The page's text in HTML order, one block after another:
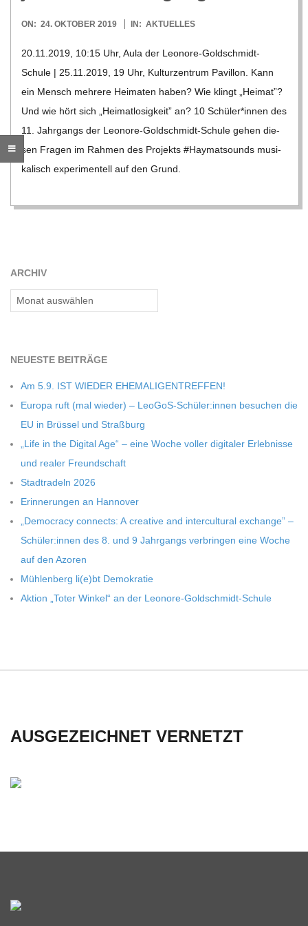
O
R
E
G
O
D
S
H
M
I
D
T
-
S
H
L
E
2019-
ON: 24. OKTOBER 2019 IN: AKTUELLES
20.11.2019, 10:15 Uhr, Aula der Leo­­nore-Gol­d­­schmidt-
Schule | 25.11.2019, 19 Uhr, Kul­tur­zen­trum Pavil­lon. Kann
ein Mensch meh­rere Hei­ma­ten haben? Wie klingt „Hei­mat”?
Und wie hört sich „Hei­mat­lo­sig­keit” an? 10 Schüler*innen des
11. Jahr­gangs der Leo­­nore-Gol­d­­schmidt-Schule gehen die­
sen Fra­gen im Rah­men des Pro­jekts #Hay­matsounds musi­
ka­lisch expe­ri­men­tell auf den Grund.
ARCHIV
Archiv
NEU­ESTE BEITRÄGE
Am 5.9. IST WIEDER EHEMALIGENTREFFEN!
Europa ruft (mal wie­der) – LeoGoS-Schüler:innen besu­chen die
EU in Brüs­sel und Straßburg
„Life in the Digi­tal Age“ – eine Woche vol­ler digi­ta­ler Erleb­nisse
und rea­ler Freundschaft
Stadt­ra­deln 2026
Erin­ne­run­gen an Hannover
„Demo­cracy con­nects: A crea­tive and inter­cul­tu­ral exch­ange” –
Schüler:innen des 8. und 9 Jahr­gangs ver­brin­gen eine Woche
auf den Azoren
Müh­len­berg li(e)bt Demokratie
Aktion „Toter Win­kel“ an der Leonore-Goldschmidt-Schule
AUSGEZEICHNET VERNETZT